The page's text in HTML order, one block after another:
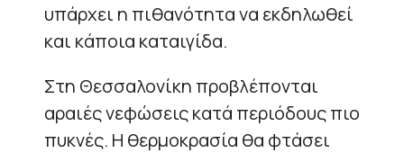
υπάρχει η πιθανότητα να εκδηλωθεί
και κάποια καταιγίδα.
Στη Θεσσαλονίκη προβλέπονται
αραιές νεφώσεις κατά περιόδους πιο
πυκνές. Η θερμοκρασία θα φτάσει